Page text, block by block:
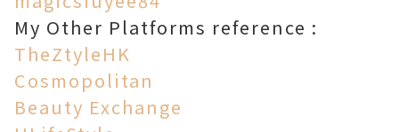
My Other Platforms reference :
TheZtyleHK
Cosmopolitan
Beauty Exchange